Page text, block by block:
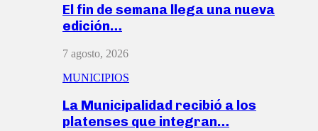
El fin de semana llega una nueva
edición…
7 agosto, 2026
MUNICIPIOS
La Municipalidad recibió a los
platenses que integran…